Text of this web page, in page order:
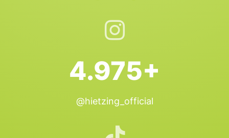
4.975+
@hietzing_official